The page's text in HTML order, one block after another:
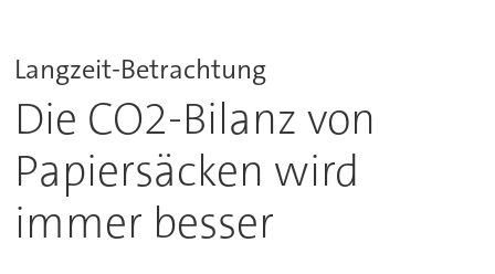
Langzeit-Betrachtung
Die CO2-Bilanz von
Papiersäcken wird
immer besser